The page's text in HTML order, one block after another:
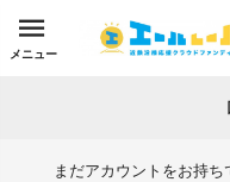
メニュー
まだアカウントをお持